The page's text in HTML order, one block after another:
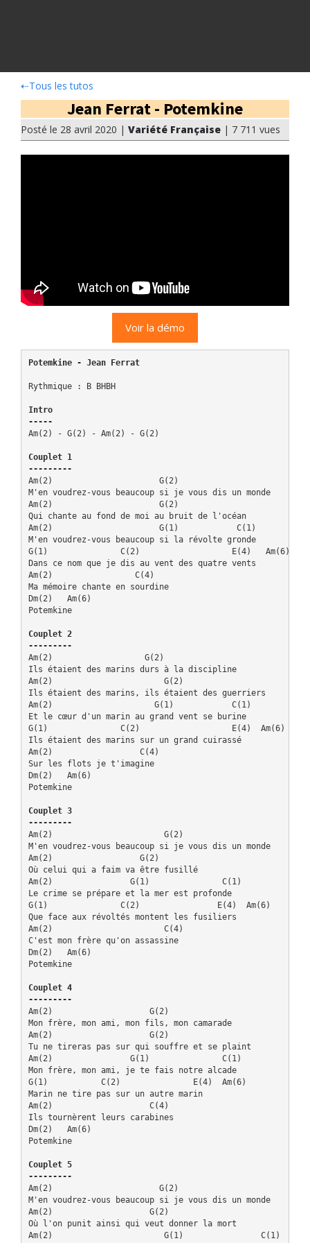
⇠Tous les tutos
Jean Ferrat - Potemkine
Posté le 28 avril 2020 | Variété Française | 7 711 vues
Voir la démo
Potemkine - Jean Ferrat
Rythmique : B BHBH
Intro
-----
Am(2) - G(2) - Am(2) - G(2)
Couplet 1
---------
Am(2)                      G(2)
M'en voudrez-vous beaucoup si je vous dis un monde
Am(2)                      G(2)
Qui chante au fond de moi au bruit de l'océan
Am(2)                      G(1)            C(1)
M'en voudrez-vous beaucoup si la révolte gronde
G(1)               C(2)                   E(4)   Am(6)
Dans ce nom que je dis au vent des quatre vents
Am(2)                 C(4)
Ma mémoire chante en sourdine
Dm(2)   Am(6)
Potemkine
Couplet 2
---------
Am(2)                   G(2)
Ils étaient des marins durs à la discipline
Am(2)                       G(2)
Ils étaient des marins, ils étaient des guerriers
Am(2)                     G(1)            C(1)
Et le cœur d'un marin au grand vent se burine
G(1)               C(2)                   E(4)  Am(6)
Ils étaient des marins sur un grand cuirassé
Am(2)                  C(4)
Sur les flots je t'imagine
Dm(2)   Am(6)
Potemkine
Couplet 3
---------
Am(2)                       G(2)
M'en voudrez-vous beaucoup si je vous dis un monde
Am(2)                  G(2)
Où celui qui a faim va être fusillé
Am(2)                G(1)               C(1)
Le crime se prépare et la mer est profonde
G(1)               C(2)                E(4)  Am(6)
Que face aux révoltés montent les fusiliers
Am(2)                       C(4)
C'est mon frère qu'on assassine
Dm(2)   Am(6)
Potemkine
Couplet 4
---------
Am(2)                    G(2)
Mon frère, mon ami, mon fils, mon camarade
Am(2)                    G(2)
Tu ne tireras pas sur qui souffre et se plaint
Am(2)                G(1)               C(1)
Mon frère, mon ami, je te fais notre alcade
G(1)           C(2)               E(4)  Am(6)
Marin ne tire pas sur un autre marin
Am(2)                    C(4)
Ils tournèrent leurs carabines
Dm(2)   Am(6)
Potemkine
Couplet 5
---------
Am(2)                      G(2)
M'en voudrez-vous beaucoup si je vous dis un monde
Am(2)                    G(2)
Où l'on punit ainsi qui veut donner la mort
Am(2)                       G(1)                C(1)